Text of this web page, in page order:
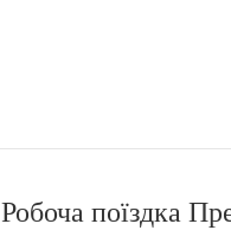
Робоча поїздка